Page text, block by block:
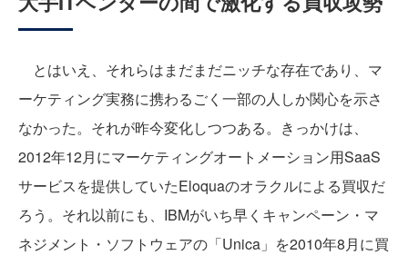
とはいえ、それらはまだまだニッチな存在であり、マ
ーケティング実務に携わるごく一部の人しか関心を示さ
なかった。それが昨今変化しつつある。きっかけは、
2012年12月にマーケティングオートメーション用SaaS
サービスを提供していたEloquaのオラクルによる買収だ
ろう。それ以前にも、IBMがいち早くキャンペーン・マ
ネジメント・ソフトウェアの「Unica」を2010年8月に買